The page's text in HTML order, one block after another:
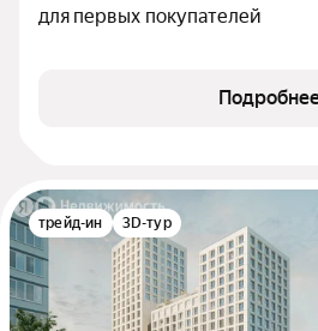
для первых покупателей
трейд-ин 3D-тур